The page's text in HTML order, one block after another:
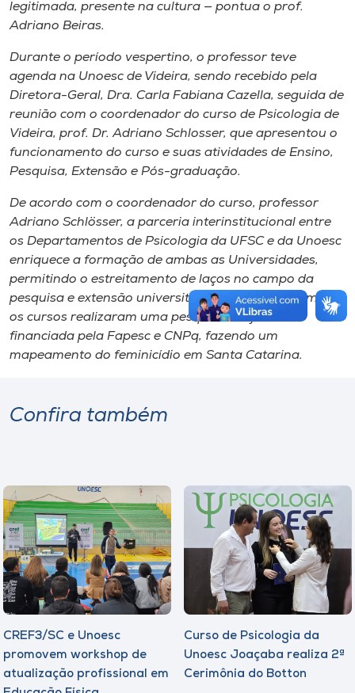
legitimada, presente na cultura — pontua o prof.
Adriano Beiras.
Durante o período vespertino, o professor teve
agenda na Unoesc de Videira, sendo recebido pela
Diretora-Geral, Dra. Carla Fabiana Cazella, seguida de
reunião com o coordenador do curso de Psicologia de
Videira, prof. Dr. Adriano Schlosser, que apresentou o
funcionamento do curso e suas atividades de Ensino,
Pesquisa, Extensão e Pós-graduação.
De acordo com o coordenador do curso, professor
Adriano Schlösser, a parceria interinstitucional entre
os Departamentos de Psicologia da UFSC e da Unoesc
enriquece a formação de ambas as Universidades,
permitindo o estreitamento de laços no campo da
pesquisa e extensão universitária. Atualmente, ambos
os cursos realizaram uma pesquisa conjunta,
financiada pela Fapesc e CNPq, fazendo um
mapeamento do feminicídio em Santa Catarina.
Confira também
CREF3/SC e Unoesc
promovem workshop de
atualização profissional em
Curso de Psicologia da
Unoesc Joaçaba realiza 2ª
Cerimônia do Botton